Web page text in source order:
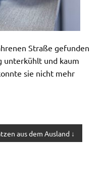
Straße gefunden
unterkühlt und kaum
sie nicht mehr
aus dem Ausland ↓